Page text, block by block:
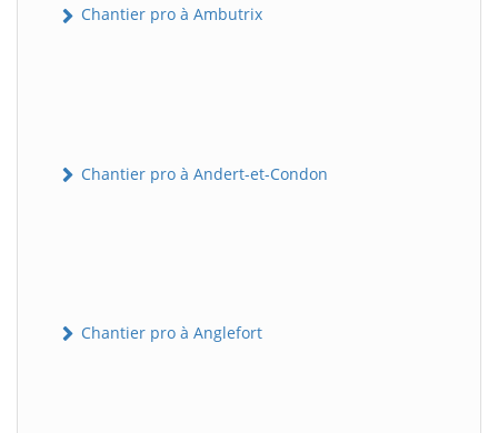
Chantier pro à Ambutrix
Chantier pro à Andert-et-Condon
Chantier pro à Anglefort